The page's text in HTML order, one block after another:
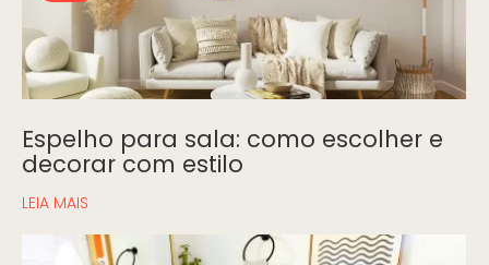
Espelho para sala: como escolher e
decorar com estilo
LEIA MAIS